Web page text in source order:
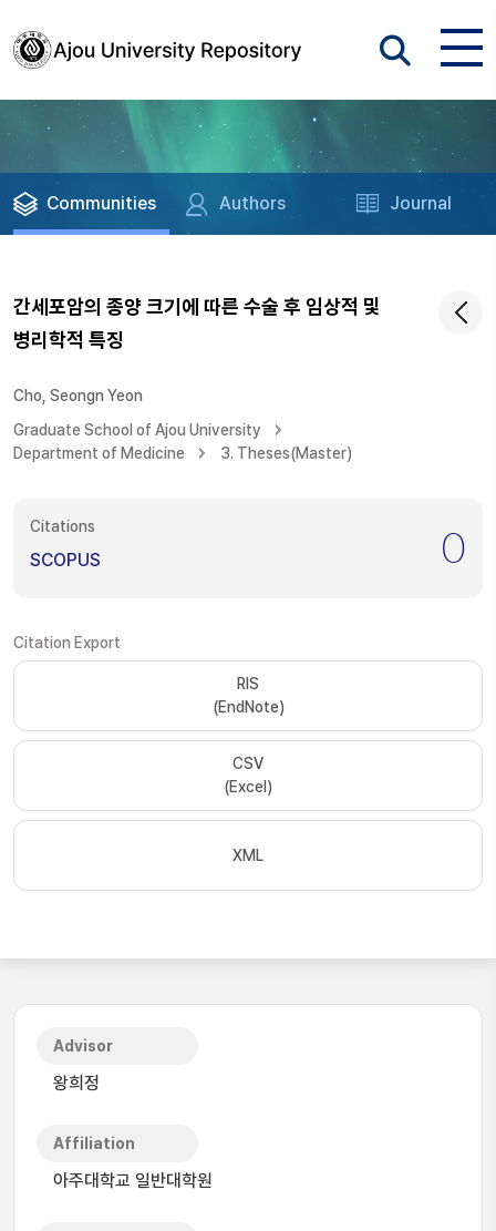
Communities Authors Journal
간세포암의 종양 크기에 따른 수술 후 임상적 및
병리학적 특징
Cho, Seongn Yeon
Graduate School of Ajou University
Department of Medicine
3. Theses(Master)
Citations
SCOPUS 0
Citation Export
RIS
(EndNote)
CSV
(Excel)
XML
Advisor
왕희정
Affiliation
아주대학교 일반대학원